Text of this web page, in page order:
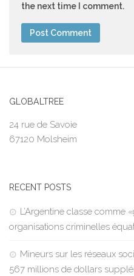
the next time I comment.
GLOBALTREE
24 rue de Savoie
67120 Molsheim
RECENT POSTS
L’Argentine classe comme
organisations criminelles
Mineurs sur les réseaux
567 millions de dollars